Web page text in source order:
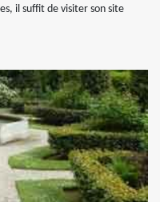
il suffit de visiter son site